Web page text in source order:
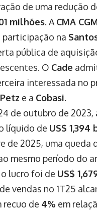
de uma redução
milhões. A CMA
participação na
pública de
O Cade
interessada no
Petz e a Cobasi.
de outubro de 2023,
líquido de US$ 1,394
de 2025, uma queda
mesmo período do
lucro foi de US$
vendas no 1T25
recuo de 4% em